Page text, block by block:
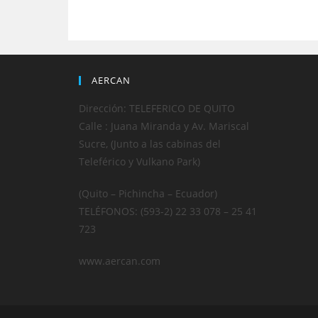
AERCAN
Dirección: TELEFERICO DE QUITO
Calle : Juana Miranda y Av. Mariscal
Sucre, (Junto a las cabinas del
Teleférico y Vulkano Park)
(Quito – Pichincha – Ecuador)
TELÉFONOS: (593-2) 22 33 078 – 25 41
723
www.aercan.com